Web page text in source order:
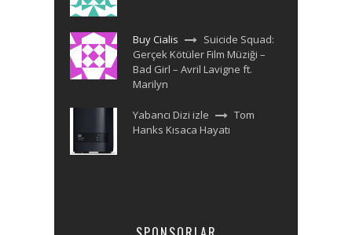
Buy Cialis
Suicide Squad:
Gerçek Kötüler Film Müziği –
Bad Girl – Avril Lavigne ft.
Marilyn
Yabancı Dizi izle
Tom
Hanks Kısaca Hayatı